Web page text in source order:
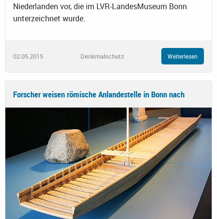
Niederlanden vor, die im LVR-LandesMuseum Bonn
unterzeichnet wurde.
02.05.2015 Denkmalschutz Weiterlesen
Forscher weisen römische Anlandestelle in Bonn nach